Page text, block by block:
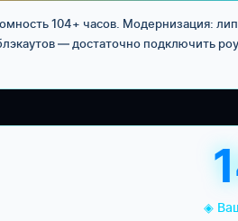
104+ часов. Модернизация:
— достаточно подключить
◈